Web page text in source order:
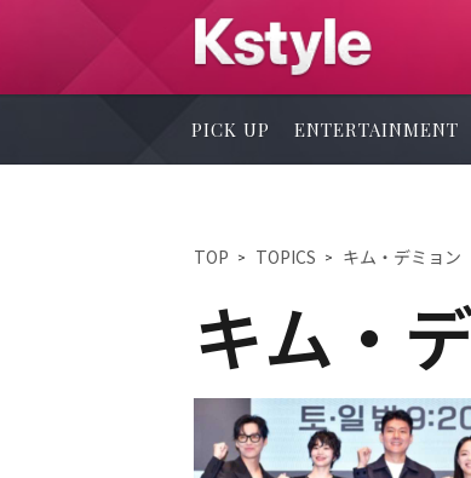
PICK UP ENTERTAINMENT
TOP TOPICS キム・デミョン
キム・